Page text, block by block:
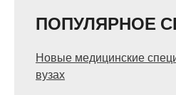
ПОПУЛЯРНОЕ
Новые медицинские
вузах